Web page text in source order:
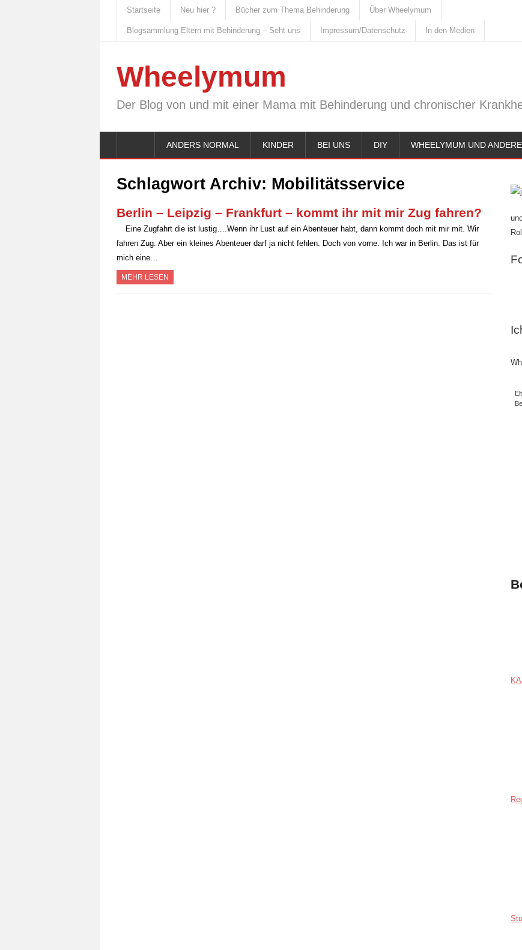
Startseite Neu hier ? Bücher zum Thema Behinderung Über Wheelymum
Blogsammlung Eltern mit Behinderung – Seht uns Impressum/Datenschutz In den Medien
Wheelymum
Der Blog von und mit einer Mama mit Behinderung und chronischer
ANDERS NORMAL KINDER BEI UNS DIY WHEELYMUM UND ANDERE
Schlagwort Archiv: Mobilitätsservice
Berlin – Leipzig – Frankfurt – kommt ihr mit mir Zug fahren?
Eine Zugfahrt die ist lustig….Wenn ihr Lust auf ein Abenteuer habt, dann kommt doch mit mir mit. Wir
fahren Zug. Aber ein kleines Abenteuer darf ja nicht fehlen. Doch von vorne. Ich war in Berlin. Das ist für
mich eine…
MEHR LESEN